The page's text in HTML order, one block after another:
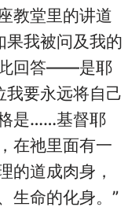
教堂里的讲道
我被问及我的
此回答——是耶
要永远将自己
是……基督耶
在祂里面有一
的道成肉身，
生命的化身。”